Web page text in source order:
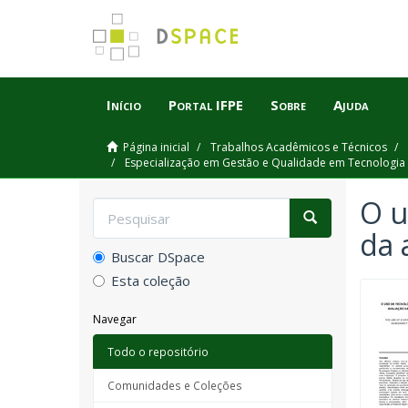
Início Portal IFPE Sobre Ajuda
Página inicial
Trabalhos Acadêmicos e Técnicos
Especialização em Gestão e Qualidade em
Buscar DSpace
Esta coleção
Navegar
Todo o repositório
Comunidades e Coleções
O
da